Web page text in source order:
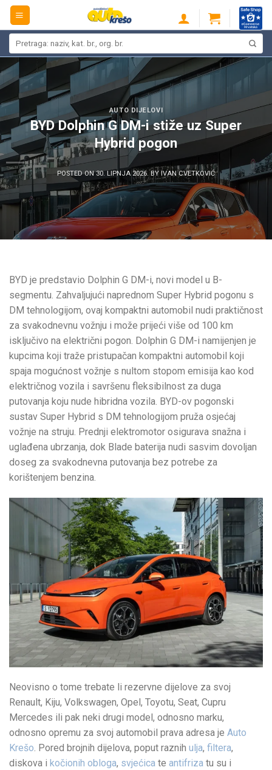
Skip
content
AUTO DIJELOVI
BYD Dolphin G DM-i stiže uz Super
Hybrid pogon
POSTED ON30. LIPNJA 2026. BY IVAN CVETKOVIĆ
BYD je predstavio Dolphin G DM-i, novi model u B-
segmentu. Zahvaljujući naprednom Super Hybrid pogonu s
DM tehnologijom, ovaj kompaktni automobil nudi praktičnost
za svakodnevnu vožnju i može prijeći više od 100 km
isključivo na električni pogon. Dolphin G DM-i namijenjen je
kupcima koji traže pristupačan kompaktni automobil koji
spaja mogućnost vožnje s nultom stopom emisija kao kod
električnog vozila i savršenu fleksibilnost za duga
putovanja koju nude hibridna vozila. BYD-ov pogonski
sustav Super Hybrid s DM tehnologijom pruža osjećaj
vožnje na struju. Prednji elektromotor osigurava snažna i
uglađena ubrzanja, dok Blade baterija nudi sasvim dovoljan
doseg za svakodnevna putovanja bez potrebe za
korištenjem benzina.
Neovisno o tome trebate li rezervne dijelove za svoj
Renault, Kiju, Volkswagen, Opel, Toyotu, Seat, Cupru
Mercedes ili pak neki drugi model, odnosno marku,
odnosno opremu za svoj automobil prava adresa je Auto
Krešo. Pored brojnih dijelova, poput raznih ulja, filtera,
diskova i kočionih obloga, svjećica te antifriza tu su i